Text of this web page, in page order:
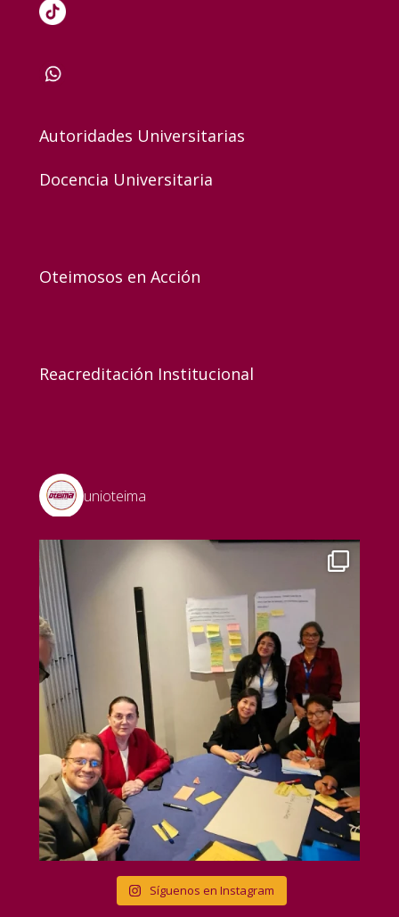
Autoridades Universitarias
Docencia Universitaria
Oteimosos en Acción
Reacreditación Institucional
unioteima
Síguenos en Instagram